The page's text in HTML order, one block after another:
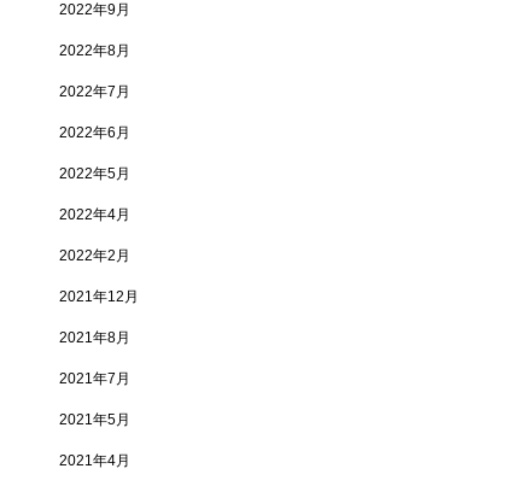
2022年9月
2022年8月
2022年7月
2022年6月
2022年5月
2022年4月
2022年2月
2021年12月
2021年8月
2021年7月
2021年5月
2021年4月